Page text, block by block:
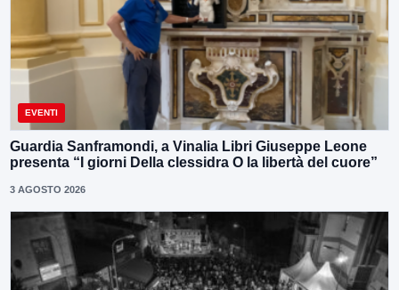
EVENTI
Guardia Sanframondi, a Vinalia Libri Giuseppe Leone
presenta “I giorni Della clessidra O la libertà del cuore”
3 AGOSTO 2026